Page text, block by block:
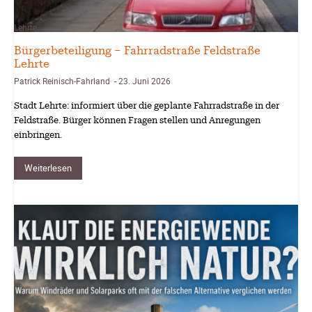
Lehrte
Bürgerbeteiligung – Fahrradstraße Feldstraße
Lehrte
Patrick Reinisch-Fahrland -23. Juni 2026
Stadt Lehrte: informiert über die geplante Fahrradstraße in der
Feldstraße. Bürger können Fragen stellen und Anregungen
einbringen.
Weiterlesen